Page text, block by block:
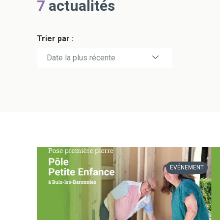
7 actualités
Trier par :
Date la plus récente
EVÉNEMENT